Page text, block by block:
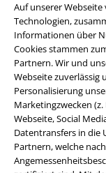
Auf unserer
Technologien,
Informationen über
Cookies stammen
Partnern. Wir und
Webseite zuverlässig
Personalisierung
Marketingzwecken
Webseite, Social
Datentransfers in die
Partnern, welche
Rechtliches